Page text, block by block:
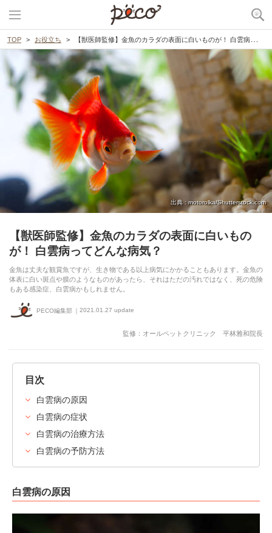
TOP お役立ち 【獣医師監修】金魚のカラダの表面に白いものが！ 白雲病ってどんな病気？
出典 : motorolka/Shutterstock.com
【獣医師監修】金魚のカラダの表面に白いもの
が！ 白雲病ってどんな病気？
金魚は丈夫な観賞魚ですが、生き物である以上病気にかかることもあります。金魚の
体表に白い斑点や膜のようなものがあったら、それはただの汚れではなく、死の危険
もある感染症、白雲病かもしれません。
PECO編集部 2021.01.27 update
監修：オールペットクリニック 平林雅和院長
目次
白雲病の原因
白雲病の症状
白雲病の治療方法
白雲病の予防方法
白雲病の原因